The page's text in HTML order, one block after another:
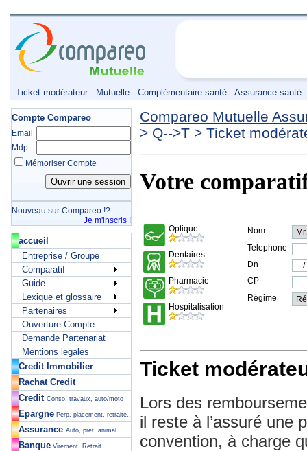
Ticket modérateur - Mutuelle - Complémentaire santé - Assurance
Compte Compareo
Email
Mdp
Mémoriser Compte
Nouveau sur Compareo !?
Je m'inscris !
accueil
Entreprise / Groupe
Comparatif
Guide
Lexique et glossaire
Partenaires
Ouverture Compte
Demande Partenariat
Mentions legales
Credit Immobilier
Rachat Credit
Credit Conso, travaux, auto/moto
Epargne Perp, placement, retraite..
Assurance Auto, pret, animal..
Banque Virement, Retrait...
Compareo Mutuelle
> Q-->T > Ticket
Votre
Ticket
Lors des
il reste à l’assuré une
convention, à charge